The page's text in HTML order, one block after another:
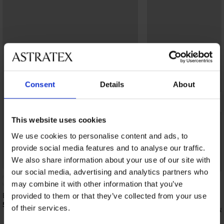
Consent Details About
This website uses cookies
We use cookies to personalise content and ads, to
provide social media features and to analyse our traffic.
We also share information about your use of our site with
our social media, advertising and analytics partners who
may combine it with other information that you’ve
provided to them or that they’ve collected from your use
of their services.
Bestseller
4,9
Bh Maia 4D gladmakend
52,99 €
Bestseller
Bh Spacer 3D Lady